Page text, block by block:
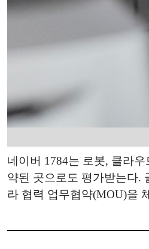
네이버 1784는 로봇, 클라
약된 곳으로도 평가받는다.
라 협력 업무협약(MOU)을